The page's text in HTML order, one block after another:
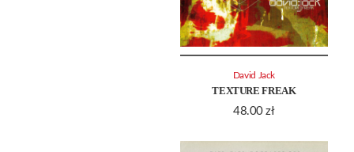
TEXTURE FREAK
48.00zł
David Jack